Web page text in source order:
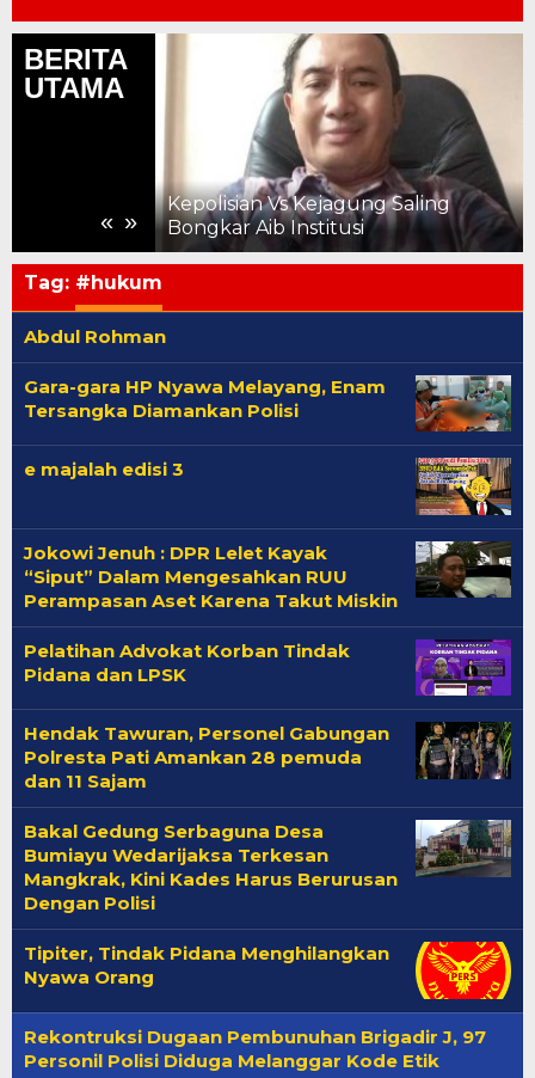
BERITA
UTAMA
« »
Kepolisian Vs Kejagung Saling
Bongkar Aib Institusi
Tag: #hukum
Abdul Rohman
Gara-gara HP Nyawa Melayang, Enam
Tersangka Diamankan Polisi
e majalah edisi 3
Jokowi Jenuh : DPR Lelet Kayak
“Siput” Dalam Mengesahkan RUU
Perampasan Aset Karena Takut Miskin
Pelatihan Advokat Korban Tindak
Pidana dan LPSK
Hendak Tawuran, Personel Gabungan
Polresta Pati Amankan 28 pemuda
dan 11 Sajam
Bakal Gedung Serbaguna Desa
Bumiayu Wedarijaksa Terkesan
Mangkrak, Kini Kades Harus Berurusan
Dengan Polisi
Tipiter, Tindak Pidana Menghilangkan
Nyawa Orang
Rekontruksi Dugaan Pembunuhan Brigadir J, 97
Personil Polisi Diduga Melanggar Kode Etik